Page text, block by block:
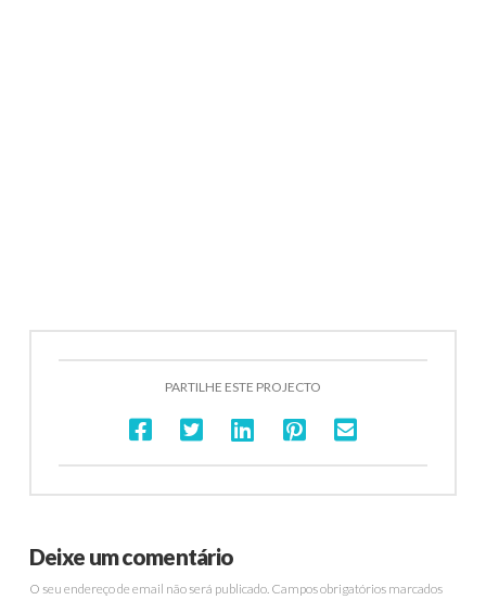
PARTILHE ESTE PROJECTO
Deixe um comentário
O seu endereço de email não será publicado. Campos obrigatórios marcados